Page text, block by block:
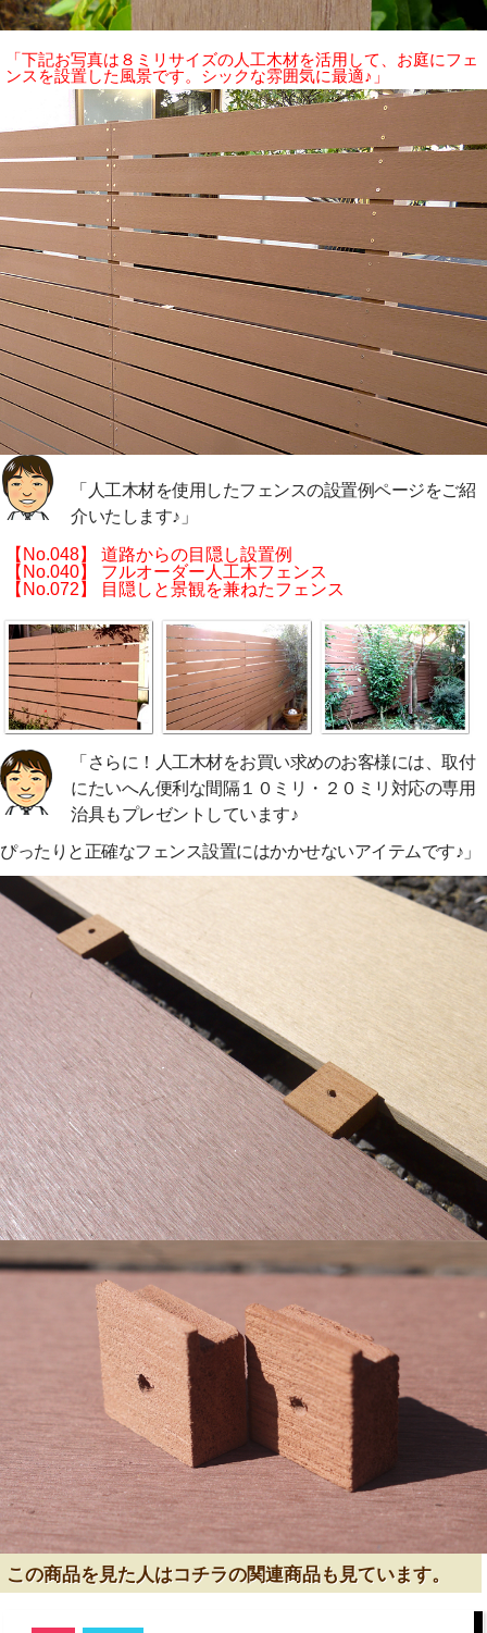
「下記お写真は８ミリサイズの人工木材を活用して、お庭にフェ
ンスを設置した風景です。シックな雰囲気に最適♪」
「人工木材を使用したフェンスの設置例ページをご紹
介いたします♪」
【No.048】 道路からの目隠し設置例
【No.040】 フルオーダー人工木フェンス
【No.072】 目隠しと景観を兼ねたフェンス
「さらに！人工木材をお買い求めのお客様には、取付
にたいへん便利な間隔１０ミリ・２０ミリ対応の専用
治具もプレゼントしています♪
ぴったりと正確なフェンス設置にはかかせないアイテムです♪」
この商品を見た人はコチラの関連商品も見ています。